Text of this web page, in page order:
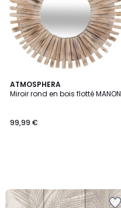
ATMOSPHERA
Miroir rond en bois flotté MANON
€.
99,99 €